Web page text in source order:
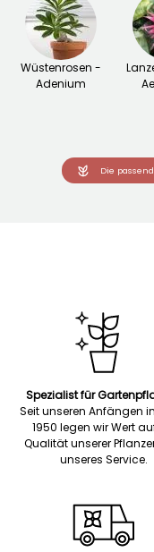
Wüstenrosen -
Adenium
Die
Spezialist für
Seit unseren Anfängen
1950 legen wir Wert
Qualität unserer
unseres Service.